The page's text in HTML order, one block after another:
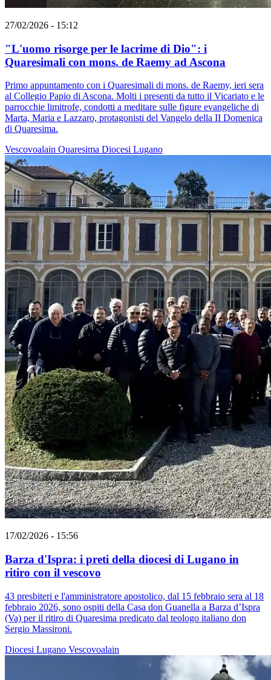
27/02/2026 - 15:12
"L'uomo risorge per le lacrime di Dio": i
Quaresimali con mons. de Raemy ad Ascona
Primo appuntamento con i Quaresimali di mons. de Raemy, ieri sera
al Collegio Papio di Ascona. Molti i presenti da tutto il Vicariato e le
parrocchie limitrofe, condotti a meditare sulle figure evangeliche di
Marta, Maria e Lazzaro, protagonisti del Vangelo della II Domenica
di Quaresima.
Vescovoalain Quaresima Diocesi Lugano
17/02/2026 - 15:56
Barza d'Ispra: i preti della diocesi di Lugano in
ritiro con il vescovo
43 presbiteri e l'amministratore apostolico, dal 15 febbraio sera al 18
febbraio 2026, sono ospiti della Casa don Guanella a Barza d’Ispra
(Va) per il ritiro di Quaresima predicato dal teologo italiano don
Sergio Massironi.
Diocesi Lugano Vescovoalain